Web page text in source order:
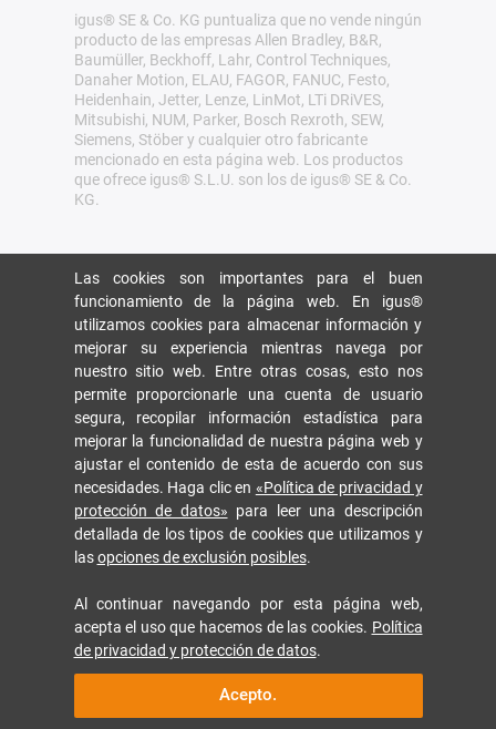
igus® SE & Co. KG puntualiza que no vende ningún
producto de las empresas Allen Bradley, B&R,
Baumüller, Beckhoff, Lahr, Control Techniques,
Danaher Motion, ELAU, FAGOR, FANUC, Festo,
Heidenhain, Jetter, Lenze, LinMot, LTi DRiVES,
Mitsubishi, NUM, Parker, Bosch Rexroth, SEW,
Siemens, Stöber y cualquier otro fabricante
mencionado en esta página web. Los productos
que ofrece igus® S.L.U. son los de igus® SE & Co.
KG.
Las cookies son importantes para el buen
funcionamiento de la página web. En igus®
utilizamos cookies para almacenar información y
mejorar su experiencia mientras navega por
nuestro sitio web. Entre otras cosas, esto nos
permite proporcionarle una cuenta de usuario
segura, recopilar información estadística para
mejorar la funcionalidad de nuestra página web y
ajustar el contenido de esta de acuerdo con sus
necesidades. Haga clic en «Política de privacidad y
protección de datos» para leer una descripción
detallada de los tipos de cookies que utilizamos y
lasopciones de exclusión posibles.
Al continuar navegando por esta página web,
acepta el uso que hacemos de las cookies. Política
de privacidad y protección de datos.
Acepto.